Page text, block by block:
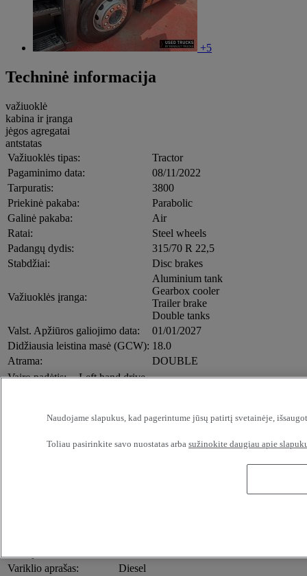
+5
Techninė informacija
važiuoklė
kabina ir įranga
jėgos agregatai
antstatas
Važiuoklės tipas:
Tractor
Pagaminimo data:
08/11/2022
Tarpuratis:
3800
Priekinė pakaba:
Parabolic
Galinė pakaba:
Air
Ratai:
Steel wheels
Padangų dydis:
315/70 R 22,5
Stabdžiai:
Disc brakes
Važiuoklės įranga:
Aluminium tank
Gearbox cooler
Trailer brake
Double tanks
Valst. Apžiūros galiojimo data:
01/01/2027
Didžiausia leistina masė (GCW): 18.0
Atrama:
DOUBLE
Vairo padėtis:
Left hand drive
Kabinos įranga:
Double bunk
Cab heater
Variklio aprašas:
Diesel
Naudojame slapukus, kad pagerintume jūsų patirtį svetainėje,
Toliau pasirinkite savo nuostatas arba sužinokite daugiau apie